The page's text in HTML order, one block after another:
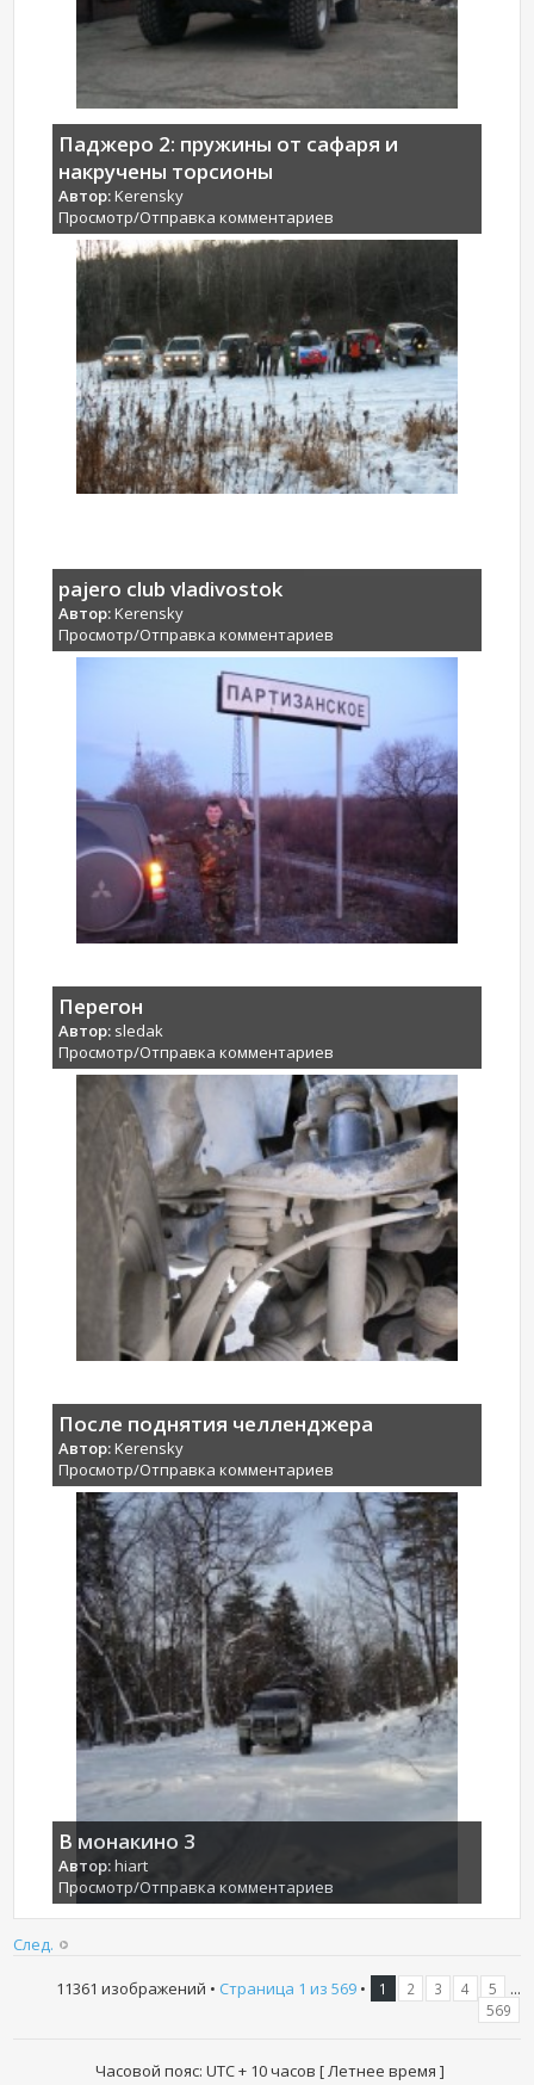
Паджеро 2: пружины от сафаря и
накручены торсионы
Автор:Kerensky
Просмотр/Отправка комментариев
pajero club vladivostok
Автор:Kerensky
Просмотр/Отправка комментариев
Перегон
Автор: sledak
Просмотр/Отправка комментариев
После поднятия челленджера
Автор:Kerensky
Просмотр/Отправка комментариев
В монакино 3
Автор:hiart
Просмотр/Отправка комментариев
След.
11361 изображений • Страница 1 из 569• 1 2 3 4 5 ...
569
Часовой пояс: UTC + 10 часов [ Летнее время ]